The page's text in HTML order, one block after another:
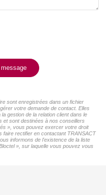
sont enregistrées dans un fichier
votre demande de contact. Elles
gestion de la relation client dans le
et sont destinées à nos conseillers
», vous pouvez exercer votre droit
rectifier en contactant TRANSACT
informons de l'existence de la liste
», sur laquelle vous pouvez vous